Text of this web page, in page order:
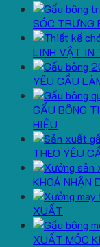
SÓC TRƯNG
LINH VẬT IN
YÊU CẦU
GẤU BÔNG
HIỆU
THEO YÊU
KHOÁ NHẬN
XUẤT
XUẤT MÓC